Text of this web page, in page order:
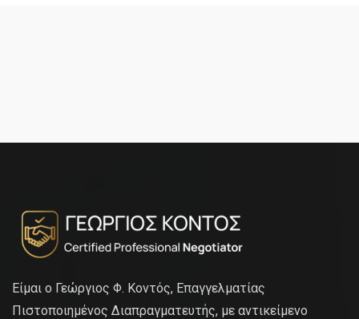
Είμαι ο Γεώργιος Φ. Κοντός, Επαγγελματίας
Πιστοποιημένος Διαπραγματευτής, με αντικείμενο